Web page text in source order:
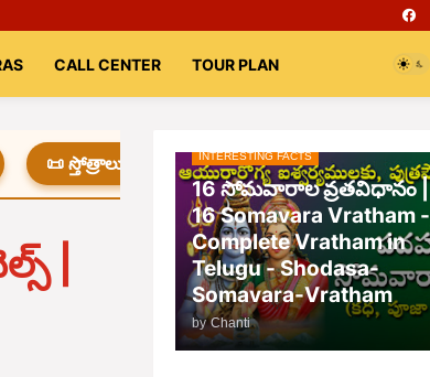
CALL CENTER TOUR PLAN
📜 స్తోత్రాలు 📚 Books Rooms
|
INTERESTING FACTS
16 సోమవారాల వ్రతవిధానం |
16 Somavara Vratham -
Complete Vratham in
Telugu - Shodasa-
Somavara-Vratham
by Chanti